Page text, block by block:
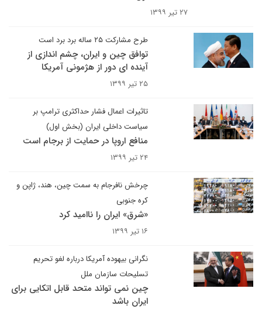
۲۷ تیر ۱۳۹۹
طرح مشارکت ۲۵ ساله برد برد است
توافق چین و ایران، چشم اندازی از
آینده ای دور از هژمونی آمریکا
۲۵ تیر ۱۳۹۹
تاثیرات اعمال فشار حداکثری ترامپ بر
سیاست داخلی ایران (بخش اول)
منافع اروپا در حمایت از برجام است
۲۴ تیر ۱۳۹۹
چرخش نافرجام به سمت چین، هند، ژاپن و
کره جنوبی
«شرق» ایران را ناامید کرد
۱۶ تیر ۱۳۹۹
نگرانی بیهوده آمریکا درباره لغو تحریم
تسلیحات سازمان ملل
چین نمی تواند متحد قابل اتکایی برای
ایران باشد